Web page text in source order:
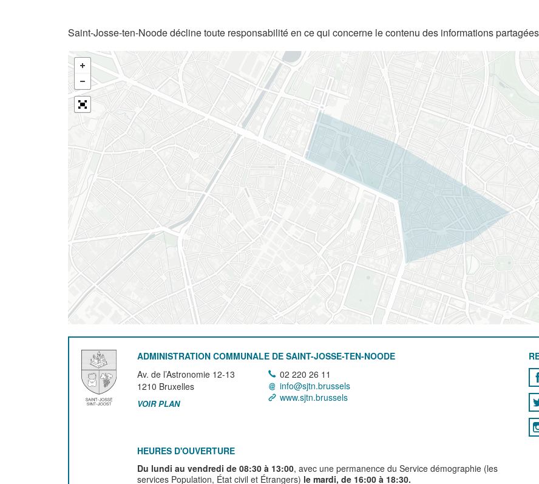
Saint-Josse-ten-Noode décline toute responsabilité en ce qui concerne le contenu des informations
ADMINISTRATION COMMUNALE DE SAINT-JOSSE-TEN-NOODE
Av. de l’Astronomie 12-13
1210 Bruxelles
VOIR PLAN
02 220 26 11
info@sjtn.brussels
www.sjtn.brussels
HEURES D'OUVERTURE
Du lundi au vendredi de 08:30 à 13:00, avec une permanence du Service démographie (les
services Population, État civil et Étrangers) le mardi, de 16:00 à 18:30.